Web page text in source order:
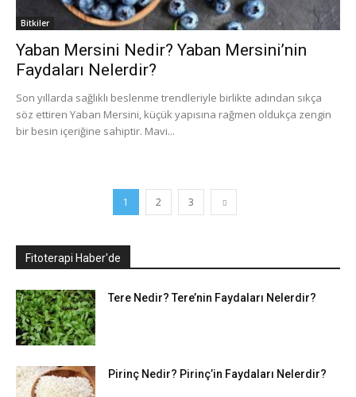
Bitkiler
Yaban Mersini Nedir? Yaban Mersini’nin
Faydaları Nelerdir?
Son yıllarda sağlıklı beslenme trendleriyle birlikte adından sıkça
söz ettiren Yaban Mersini, küçük yapısına rağmen oldukça zengin
bir besin içeriğine sahiptir. Mavi...
1 2 3
Fitoterapi Haber'de
Tere Nedir? Tere’nin Faydaları Nelerdir?
Pirinç Nedir? Pirinç’in Faydaları Nelerdir?